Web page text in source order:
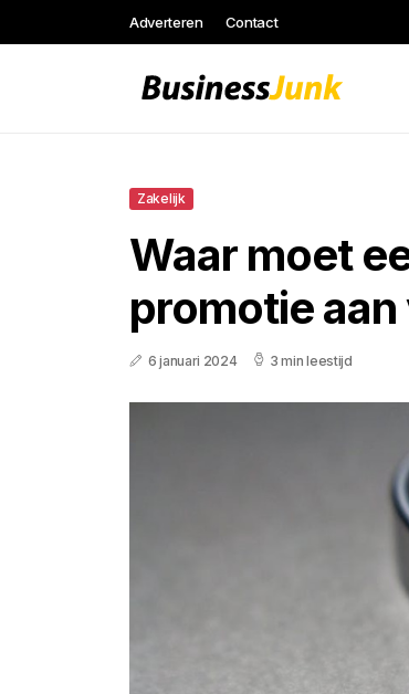
Adverteren Contact
Zakelijk
Waar moet
promotie
6 januari 2024 3 min leestijd